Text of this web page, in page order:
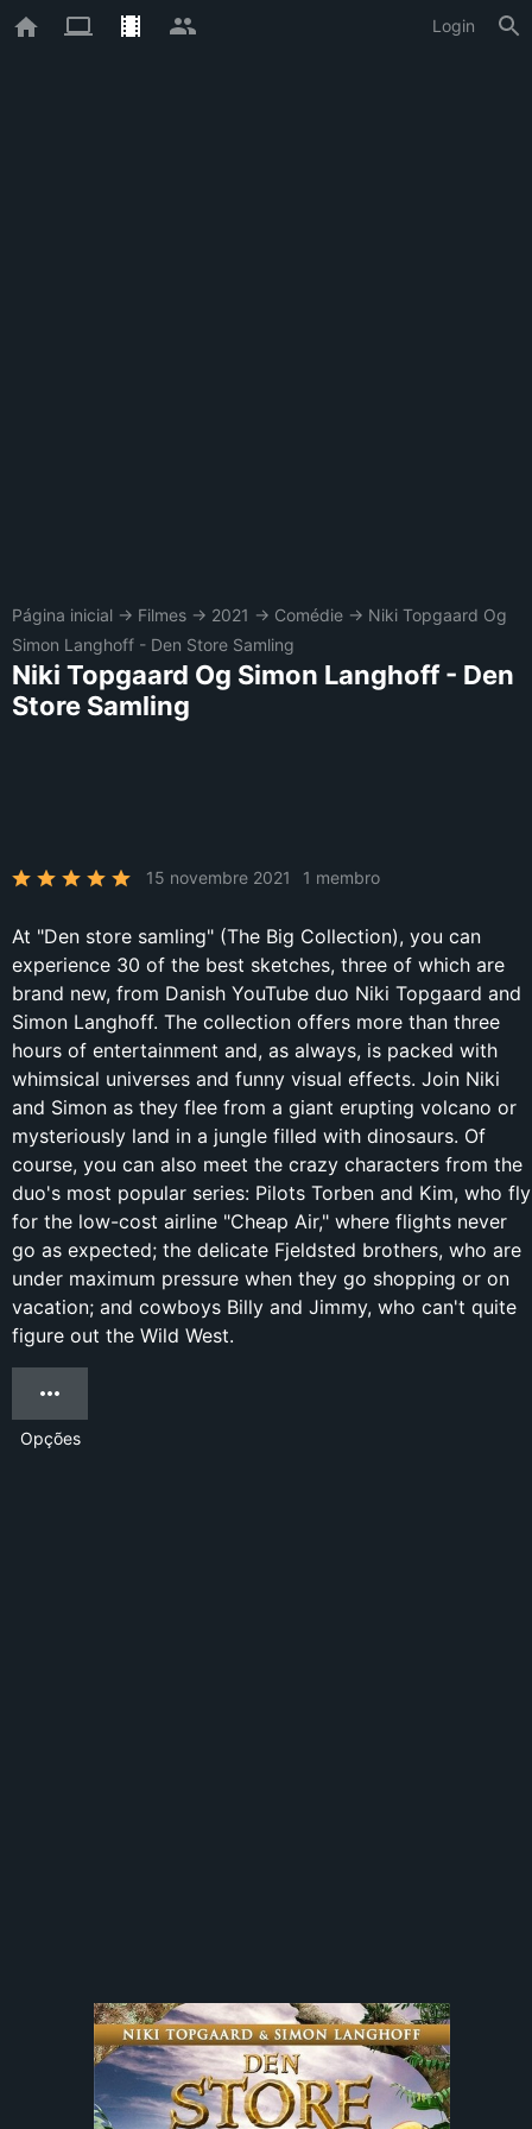
Login
Página inicial → Filmes → 2021 → Comédie → Niki Topgaard Og
Simon Langhoff - Den Store Samling
Niki Topgaard Og Simon Langhoff - Den
Store Samling
15 novembre 2021 1 membro
At "Den store samling" (The Big Collection), you can
experience 30 of the best sketches, three of which are
brand new, from Danish YouTube duo Niki Topgaard and
Simon Langhoff. The collection offers more than three
hours of entertainment and, as always, is packed with
whimsical universes and funny visual effects. Join Niki
and Simon as they flee from a giant erupting volcano or
mysteriously land in a jungle filled with dinosaurs. Of
course, you can also meet the crazy characters from the
duo's most popular series: Pilots Torben and Kim, who fly
for the low-cost airline "Cheap Air," where flights never
go as expected; the delicate Fjeldsted brothers, who are
under maximum pressure when they go shopping or on
vacation; and cowboys Billy and Jimmy, who can't quite
figure out the Wild West.
Opções